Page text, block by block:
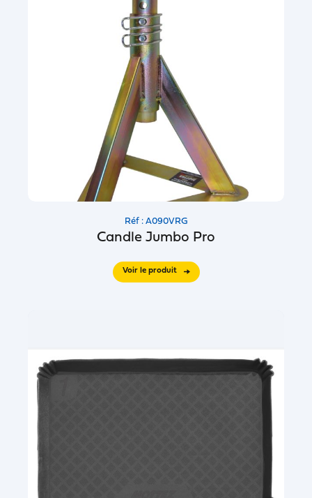
Réf : A090VRG
Candle Jumbo Pro
Voir le produit